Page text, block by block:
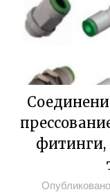
фитинги,